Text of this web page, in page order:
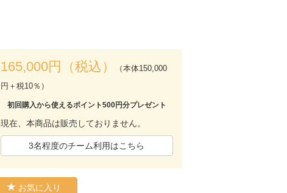
165,000円（税込）
（本体150,000
円＋税10％）
初回購入から使えるポイント500円分プレゼント
現在、本商品は販売しておりません。
3名程度のチーム利用はこちら
お気に入り